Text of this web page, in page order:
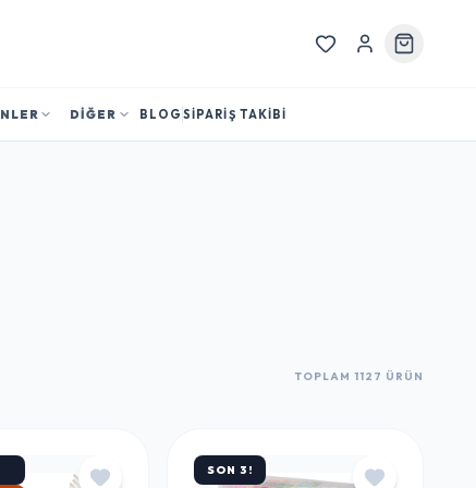
DİĞER BLOG SİPARİŞ TAKİBİ
TOPLAM 1127 ÜRÜN
SON 3!